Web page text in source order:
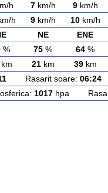
h 7km/h 9km/h
h 9km/h 10km/h
NE ENE
% 75 % 64 %
21km 39km
Rasarit soare: 06:24
1017hpa